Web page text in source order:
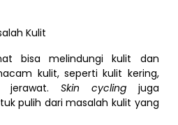
Kulit
bisa melindungi kulit dan
kulit, seperti kulit kering,
jerawat. Skin cyclingjuga
pulih dari masalah kulit yang